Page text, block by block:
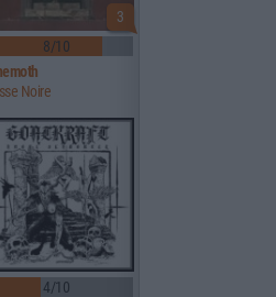
3
8/10
Noire
4/10